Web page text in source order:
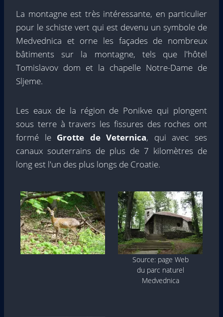
La montagne est très intéressante, en particulier
pour le schiste vert qui est devenu un symbole de
Medvednica et orne les façades de nombreux
bâtiments sur la montagne, tels que l'hôtel
Tomislavov dom et la chapelle Notre-Dame de
Sljeme.
Les eaux de la région de Ponikve qui plongent
sous terre à travers les fissures des roches ont
formé le Grotte de Veternica, qui avec ses
canaux souterrains de plus de 7 kilomètres de
long est l'un des plus longs de Croatie.
Source: page Web
du parc naturel
Medvednica